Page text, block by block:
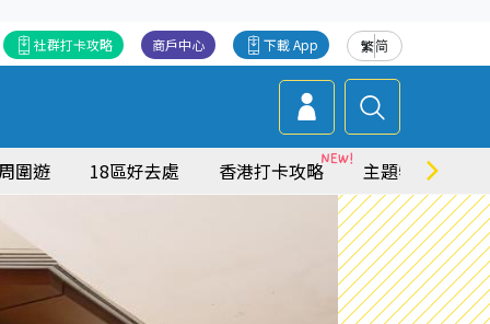
繁简
下載 App
商戶中心
社群打卡攻略
圍遊 18區好去處 香港打卡攻略 主題特集